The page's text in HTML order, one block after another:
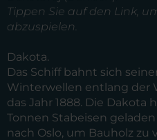
Tippen Sie auf den Link,
abzuspielen.
Dakota.
Das Schiff bahnt sich
Winterwellen entlang der
das Jahr 1888. Die Dakota
Tonnen Stabeisen
nach Oslo, um Bauholz zu